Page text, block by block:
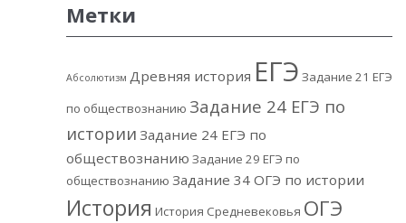
Метки
Абсолютизм Древняя история ЕГЭ Задание 21 ЕГЭ
по обществознанию Задание 24 ЕГЭ по
истории Задание 24 ЕГЭ по
обществознанию Задание 29 ЕГЭ по
обществознанию Задание 34 ОГЭ по истории
История История Средневековья ОГЭ